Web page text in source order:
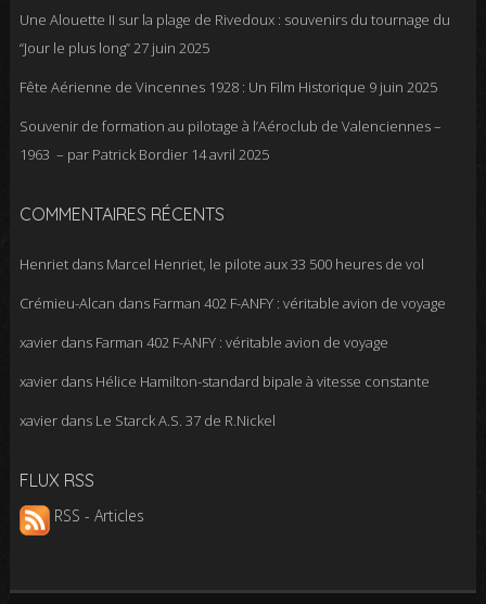
Une Alouette II sur la plage de Rivedoux : souvenirs du tournage du
“Jour le plus long”27 juin 2025
Fête Aérienne de Vincennes 1928 : Un Film Historique 9 juin 2025
Souvenir de formation au pilotage à l’Aéroclub de Valenciennes –
1963 – par Patrick Bordier 14 avril 2025
COMMENTAIRES RÉCENTS
Henrietdans Marcel Henriet, le pilote aux 33 500 heures de vol
Crémieu-Alcan dans Farman 402 F-ANFY : véritable avion de voyage
xavierdans Farman 402 F-ANFY : véritable avion de voyage
xavierdans Hélice Hamilton-standard bipale à vitesse constante
xavierdans Le Starck A.S. 37 de R.Nickel
FLUX RSS
RSS - Articles